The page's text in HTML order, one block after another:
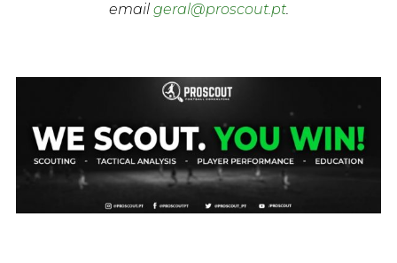
email geral@proscout.pt.